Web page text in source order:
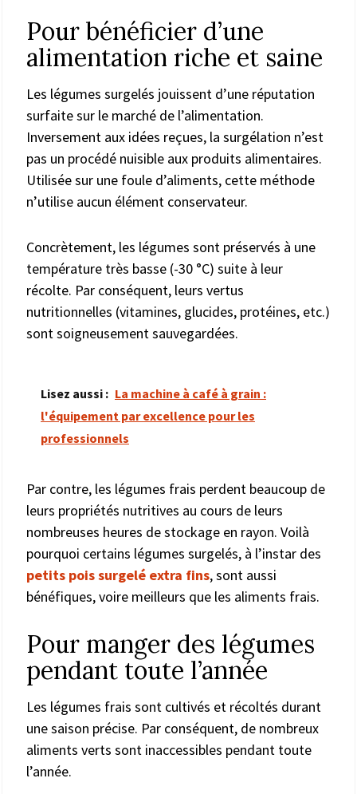
Pour bénéficier d’une
alimentation riche et saine
Les légumes surgelés jouissent d’une réputation
surfaite sur le marché de l’alimentation.
Inversement aux idées reçues, la surgélation n’est
pas un procédé nuisible aux produits alimentaires.
Utilisée sur une foule d’aliments, cette méthode
n’utilise aucun élément conservateur.
Concrètement, les légumes sont préservés à une
température très basse (-30 °C) suite à leur
récolte. Par conséquent, leurs vertus
nutritionnelles (vitamines, glucides, protéines, etc.)
sont soigneusement sauvegardées.
Lisez aussi : La machine à café à grain :
l'équipement par excellence pour les
professionnels
Par contre, les légumes frais perdent beaucoup de
leurs propriétés nutritives au cours de leurs
nombreuses heures de stockage en rayon. Voilà
pourquoi certains légumes surgelés, à l’instar des
petits pois surgelé extra fins, sont aussi
bénéfiques, voire meilleurs que les aliments frais.
Pour manger des légumes
pendant toute l’année
Les légumes frais sont cultivés et récoltés durant
une saison précise. Par conséquent, de nombreux
aliments verts sont inaccessibles pendant toute
l’année.